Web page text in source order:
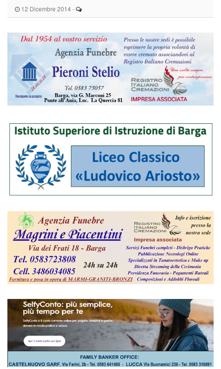
12 Dicembre 2014 -